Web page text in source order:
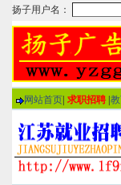
网站首页 求职招聘